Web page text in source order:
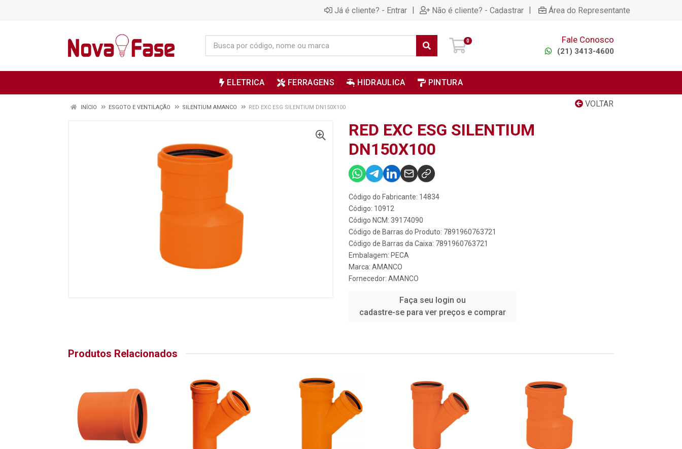
Já é cliente? - Entrar | Não é cliente? - Cadastrar | Área do Representante
0 Fale Conosco
(21) 3413-4600
ELETRICA FERRAGENS HIDRAULICA PINTURA
VOLTAR
INÍCIO ESGOTO E VENTILAÇÃO SILENTIUM AMANCO RED EXC ESG SILENTIUM DN150X100
RED EXC ESG SILENTIUM
DN150X100
Código do Fabricante: 14834
Código: 10912
Código NCM: 39174090
Código de Barras do Produto: 7891960763721
Código de Barras da Caixa: 7891960763721
Embalagem: PECA
Marca: AMANCO
Fornecedor: AMANCO
Faça seu login ou
cadastre-se para ver preços e comprar
Produtos Relacionados